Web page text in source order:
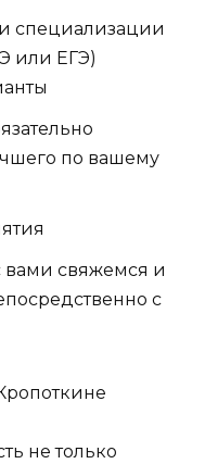
специализации
или ЕГЭ)
по вашему
вами свяжемся и
с
не только